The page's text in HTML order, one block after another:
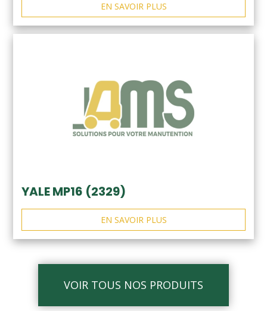
EN SAVOIR PLUS
YALE MP16 (2329)
EN SAVOIR PLUS
VOIR TOUS NOS PRODUITS